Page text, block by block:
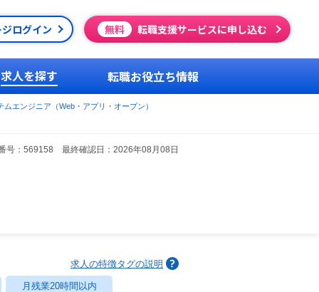
ログイン 無料 転職支援サービスに申し込む
求人を探す 転職お役立ち情報
ムエンジニア（Web・アプリ・オープン）
号：569158 最終確認日：2026年08月08日
求人の特徴タグの説明
月残業20時間以内